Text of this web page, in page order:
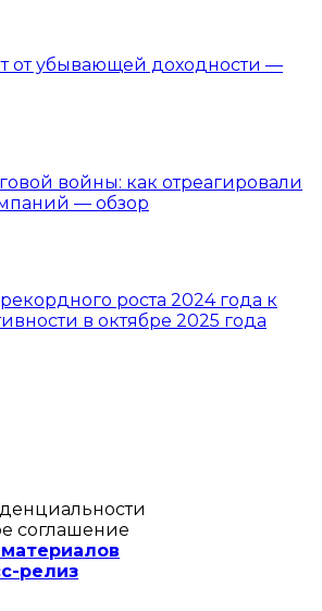
от убывающей доходности —
войны: как отреагировали
— обзор
роста 2024 года к
в октябре 2025 года
соглашение
релиз